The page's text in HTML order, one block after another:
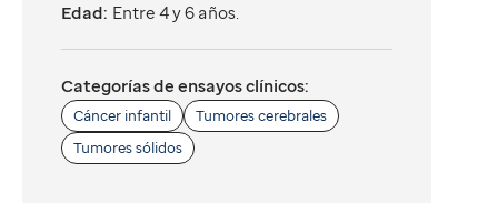
Edad: Entre 4 y 6 años.
Categorías de ensayos clínicos:
Cáncer infantil
Tumores cerebrales
Tumores sólidos